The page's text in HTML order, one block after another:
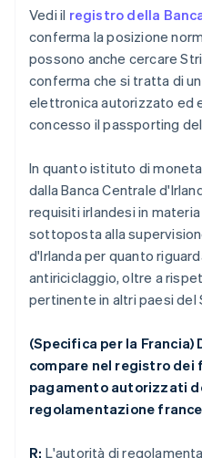
Vedi il registro della
conferma la posizione
possono anche cercare
conferma che si tratta di
elettronica autorizzato ed
concesso il passporting
In quanto istituto di
dalla Banca Centrale
requisiti irlandesi in
sottoposta alla
d'Irlanda per quanto
antiriciclaggio, oltre a
pertinente in altri paesi del
(Specifica per la Francia)
compare nel registro
pagamento autorizzati
regolamentazione
R: L'autorità di